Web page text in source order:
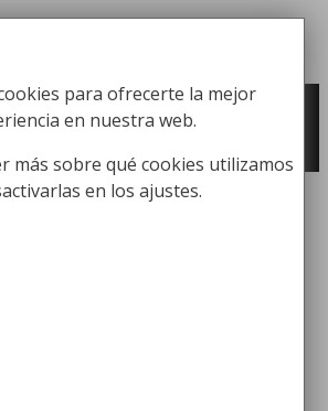
Fabricación y comercialización de
equipamiento para la higiene industrial
Búsqueda de productos
en 2
para ofrecerte la mejor
en nuestra web.
más sobre qué cookies utilizamos
en los ajustes.